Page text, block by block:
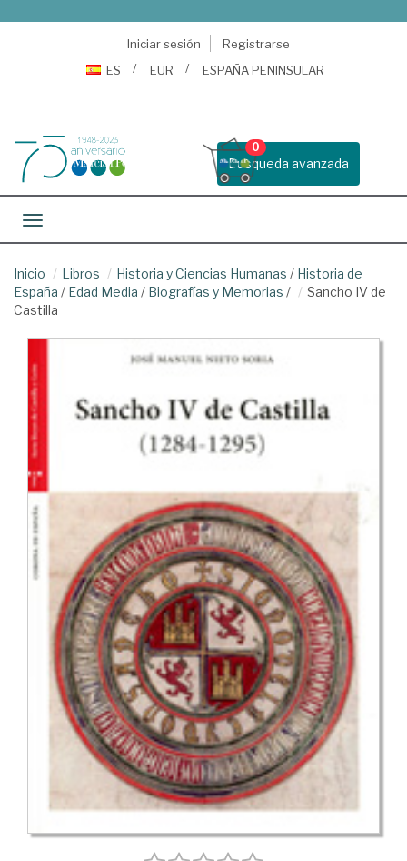
Iniciar sesión
Registrarse
ES
EUR ESPAÑA PENINSULAR
Busqueda avanzada
0
Toggle navigation
Inicio Libros Historia y Ciencias Humanas / Historia de
España / Edad Media / Biografías y Memorias /
Sancho IV de
Castilla